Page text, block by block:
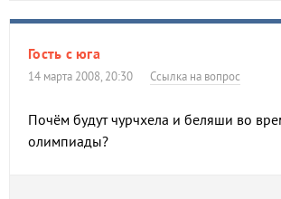
Гость с юга
14 марта 2008, 20:30 Ссылка на вопрос
Почём будут чурчхела и беляши во
олимпиады?